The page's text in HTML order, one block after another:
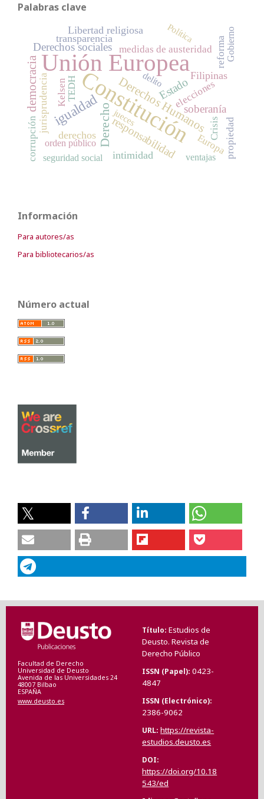
Palabras clave
Unión Europea
Constitución
igualdadDerecho
democracia Derechos Humanos
Derechos sociales
Estado
soberanía
responsabilidad
transparencia
intimidad
Filipinas
derechos
Libertad religiosa
Crisis
medidas de austeridad
jurisprudencia
reforma
TEDH elecciones
Europapropiedad
corrupción
Kelsen
Política Gobierno
seguridad social
orden público
jueces
delito
ventajas
Información
Para autores/as
Para bibliotecarios/as
Número actual
Facultad de Derecho
Universidad de Deusto
Avenida de las Universidades 24
48007 Bilbao
ESPAÑA
www.deusto.es
Título Estudios de
Deusto. Revista de
Derecho Público
ISSN (Papel) 0423-
4847
ISSN (Electrónico)
2386-9062
URL https://revista-
estudios.deusto.es
DOI
https://doi.org/10.18
543/ed